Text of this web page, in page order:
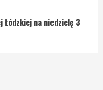
na niedzielę 3